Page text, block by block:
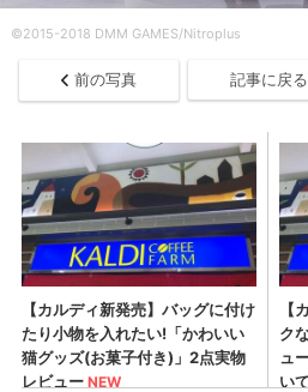
©2015-2018 DMM GAMES/Nitroplus
前の写真 記事に戻る